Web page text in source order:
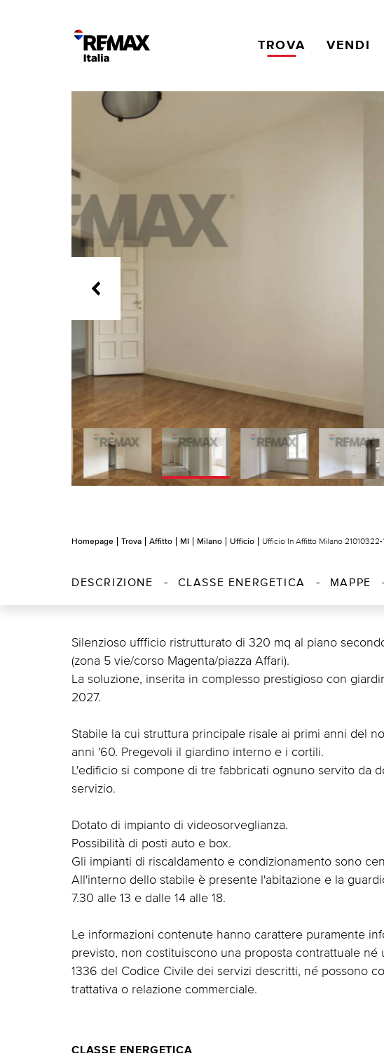
TROVA VENDI
Homepage Trova Affitto MI Milano Ufficio Ufficio In Affitto Milano 21010322-
DESCRIZIONE CLASSE ENERGETICA MAPPE
Silenzioso uffficio ristrutturato di 320 mq al piano
(zona 5 vie/corso Magenta/piazza Affari).
La soluzione, inserita in complesso prestigioso con
2027.
Stabile la cui struttura principale risale ai primi anni del
anni '60. Pregevoli il giardino interno e i cortili.
L'edificio si compone di tre fabbricati ognuno servito da
servizio.
Dotato di impianto di videosorveglianza.
Possibilità di posti auto e box.
Gli impianti di riscaldamento e condizionamento sono
All'interno dello stabile è presente l'abitazione e la
7.30 alle 13 e dalle 14 alle 18.
Le informazioni contenute hanno carattere puramente
previsto, non costituiscono una proposta contrattuale
1336 del Codice Civile dei servizi descritti, né possono
trattativa o relazione commerciale.
CLASSE ENERGETICA